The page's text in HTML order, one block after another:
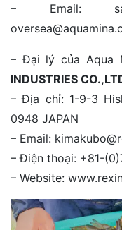
– Email:
– Đại lý của Aqua
INDUSTRIES
– Địa chỉ: 1-9-3
0948 JAPAN
– Email:
– Điện thoại: +81-
– Website: